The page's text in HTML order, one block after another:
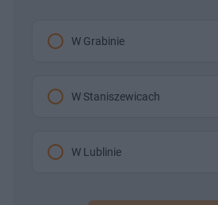
W Grabinie
W Staniszewicach
W Lublinie